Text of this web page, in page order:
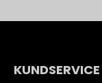
KUNDSERVICE